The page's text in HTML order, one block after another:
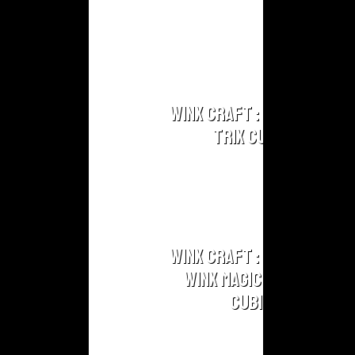
Winx Craft : Créez vos
Trix Cubix !
Winx Craft : Créez vos
Winx Magic Charmix
Cubix !